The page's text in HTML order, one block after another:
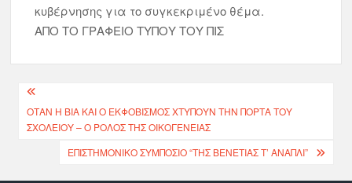
κυβέρνησης για το συγκεκριμένο θέμα.
ΑΠΟ ΤΟ ΓΡΑΦΕΙΟ ΤΥΠΟΥ ΤΟΥ ΠΙΣ
ΌΤΑΝ Η ΒΊΑ ΚΑΙ Ο ΕΚΦΟΒΙΣΜΌΣ ΧΤΥΠΟΎΝ ΤΗΝ ΠΌΡΤΑ ΤΟΥ
ΣΧΟΛΕΊΟΥ – Ο ΡΌΛΟΣ ΤΗΣ ΟΙΚΟΓΈΝΕΙΑΣ
ΕΠΙΣΤΗΜΟΝΙΚΌ ΣΥΜΠΌΣΙΟ “ΤΗΣ ΒΕΝΕΤΙΆΣ Τ’ ΑΝΆΠΛΙ”